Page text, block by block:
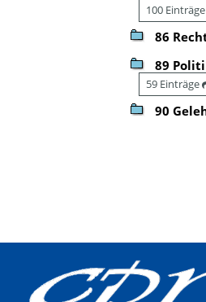
100 Einträge
86
89
59 Einträge
90